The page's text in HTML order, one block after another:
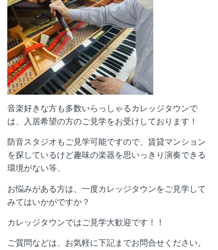
音楽好きな方も多数いらっしゃるカレッジタウンで
は、入居希望の方のご見学をお受けしております！
防音スタジオもご見学可能ですので、賃貸マンション
を探しているけど趣味の楽器を思いっきり演奏できる
環境がない等、
お悩みがある方は、一度カレッジタウンをご見学して
みてはいかがですか？
カレッジタウンではご見学大歓迎です！！
ご質問などは、お気軽に下記までお問合せください。